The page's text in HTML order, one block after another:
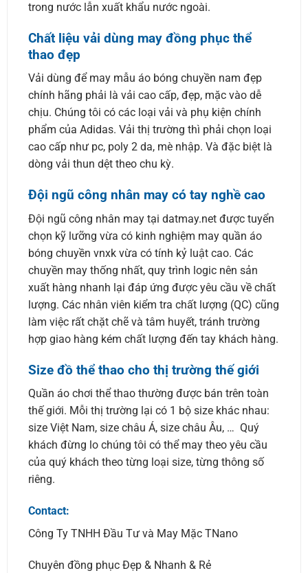
trong nước lẫn xuất khẩu nước ngoài.
Chất liệu vải dùng may đồng phục thể
thao đẹp
Vải dùng để may mẫu áo bóng chuyền nam đẹp
chính hãng phải là vải cao cấp, đẹp, mặc vào dễ
chịu. Chúng tôi có các loại vải và phụ kiện chính
phẩm của Adidas. Vải thị trường thì phải chọn loại
cao cấp như pc, poly 2 da, mè nhập. Và đặc biệt là
dòng vải thun dệt theo chu kỳ.
Đội ngũ công nhân may có tay nghề cao
Đội ngũ công nhân may tại datmay.net được tuyển
chọn kỹ lưỡng vừa có kinh nghiệm may quần áo
bóng chuyền vnxk vừa có tính kỷ luật cao. Các
chuyền may thống nhất, quy trình logic nên sản
xuất hàng nhanh lại đáp ứng được yêu cầu về chất
lượng. Các nhân viên kiểm tra chất lượng (QC) cũng
làm việc rất chặt chẽ và tâm huyết, tránh trường
hợp giao hàng kém chất lượng đến tay khách hàng.
Size đồ thể thao cho thị trường thế giới
Quần áo chơi thể thao thường được bán trên toàn
thế giới. Mỗi thị trường lại có 1 bộ size khác nhau:
size Việt Nam, size châu Á, size châu Âu, … Quý
khách đừng lo chúng tôi có thể may theo yêu cầu
của quý khách theo từng loại size, từng thông số
riêng.
Contact:
Công Ty TNHH Đầu Tư và May Mặc TNano
Chuyên đồng phục Đẹp & Nhanh & Rẻ